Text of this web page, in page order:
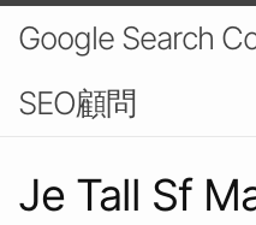
Google Search
SEO顧問
Je Tall Sf